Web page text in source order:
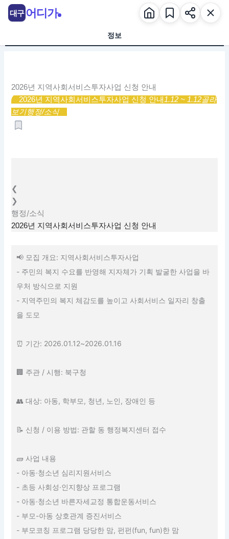
정보
2026년 지역사회서비스투자사업 신청 안내
2026년 지역사회서비스투자사업 신청 안내 1.12 ~ 1.12골라
보기행정/소식
❮
❯
행정/소식
2026년 지역사회서비스투자사업 신청 안내
📢 모집 개요: 지역사회서비스투자사업
- 주민의 복지 수요를 반영해 지자체가 기획 발굴한 사업을 바
우처 방식으로 지원
- 지역주민의 복지 체감도를 높이고 사회서비스 일자리 창출
을 도모
⏰ 기간: 2026.01.12~2026.01.16
🏢 주관 / 시행: 북구청
👥 대상: 아동, 학부모, 청년, 노인, 장애인 등
📝 신청 / 이용 방법: 관할 동 행정복지센터 접수
🧱 사업 내용
- 아동·청소년 심리지원서비스
- 초등 사회성·인지향상 프로그램
- 아동·청소년 바른자세교정 통합운동서비스
- 부모-아동 상호관계 증진서비스
- 부모코칭 프로그램 당당한 맘, 펀펀(fun, fun)한 맘
대구 어디가